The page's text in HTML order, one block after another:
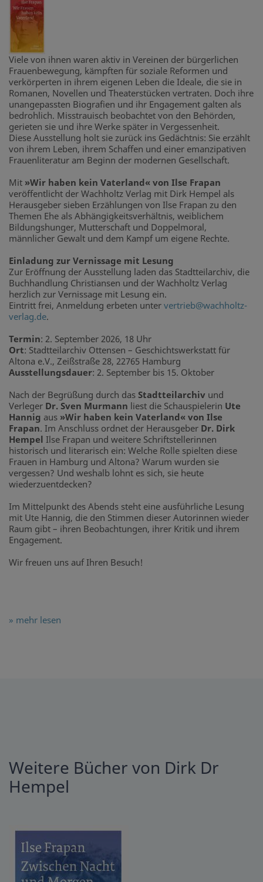
Viele von ihnen waren aktiv in Vereinen der bürgerlichen
Frauenbewegung, kämpften für soziale Reformen und
verkörperten in ihrem eigenen Leben die Ideale, die sie in
Romanen, Novellen und Theaterstücken vertraten. Doch ihre
unangepassten Biografien und ihr Engagement galten als
bedrohlich. Misstrauisch beobachtet von den Behörden,
gerieten sie und ihre Werke später in Vergessenheit.
Diese Ausstellung holt sie zurück ins Gedächtnis: Sie erzählt
von ihrem Leben, ihrem Schaffen und einer emanzipativen
Frauenliteratur am Beginn der modernen Gesellschaft.
Mit »Wir haben kein Vaterland« von Ilse Frapan
veröffentlicht der Wachholtz Verlag mit Dirk Hempel als
Herausgeber sieben Erzählungen von Ilse Frapan zu den
Themen Ehe als Abhängigkeitsverhältnis, weiblichem
Bildungshunger, Mutterschaft und Doppelmoral,
männlicher Gewalt und dem Kampf um eigene Rechte.
Einladung zur Vernissage mit Lesung
Zur Eröffnung der Ausstellung laden das Stadtteilarchiv, die
Buchhandlung Christiansen und der Wachholtz Verlag
herzlich zur Vernissage mit Lesung ein.
Eintritt frei, Anmeldung erbeten unter vertrieb@wachholtz-
verlag.de.
Termin: 2. September 2026, 18 Uhr
Ort: Stadtteilarchiv Ottensen – Geschichtswerkstatt für
Altona e.V., Zeißstraße 28, 22765 Hamburg
Ausstellungsdauer: 2. September bis 15. Oktober
Nach der Begrüßung durch das Stadtteilarchiv und
Verleger Dr. Sven Murmann liest die Schauspielerin Ute
Hannig aus »Wir haben kein Vaterland« von Ilse
Frapan. Im Anschluss ordnet der Herausgeber Dr. Dirk
Hempel Ilse Frapan und weitere Schriftstellerinnen
historisch und literarisch ein: Welche Rolle spielten diese
Frauen in Hamburg und Altona? Warum wurden sie
vergessen? Und weshalb lohnt es sich, sie heute
wiederzuentdecken?
Im Mittelpunkt des Abends steht eine ausführliche Lesung
mit Ute Hannig, die den Stimmen dieser Autorinnen wieder
Raum gibt – ihren Beobachtungen, ihrer Kritik und ihrem
Engagement.
Wir freuen uns auf Ihren Besuch!
» mehr lesen
Weitere Bücher von Dirk Dr
Hempel